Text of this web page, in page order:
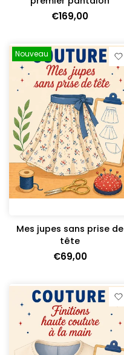
€169,00
Nouveau
Mes jupes sans prise de
tête
€69,00